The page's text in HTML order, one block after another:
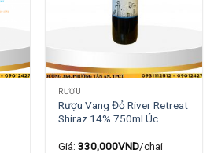
RƯỢU
Rượu Vang Đỏ River Retreat
Shiraz 14% 750ml Úc
Giá: 330,000VND/chai